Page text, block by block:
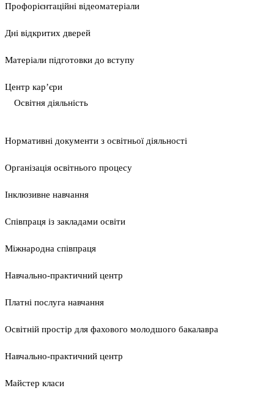
Профорієнтаційні відеоматеріали
Дні відкритих дверей
Матеріали підготовки до вступу
Центр кар’єри
Освітня діяльність
Нормативні документи з освітньої діяльності
Організація освітнього процесу
Інклюзивне навчання
Співпраця із закладами освіти
Міжнародна співпраця
Навчально-практичний центр
Платні послуга навчання
Освітній простір для фахового молодшого бакалавра
Навчально-практичний центр
Майстер класи